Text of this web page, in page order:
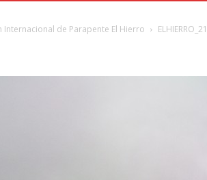
Internacional de Parapente El Hierro ELHIERRO_21